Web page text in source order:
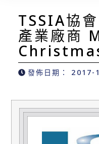
TSSIA協
產業廠商
發佈日期： 2017-